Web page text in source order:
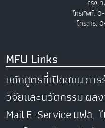
กรุงเ
โทรศัพท์.
โทรสาร.
MFU Links
หลักสูตรที่เปิดสอนกา
วิจัยและนวัตกรรมผล
MailE-Serviceมฟล.